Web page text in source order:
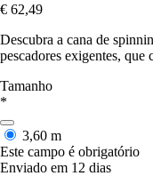
€ 62,49
Descubra a cana de
pescadores exigentes,
Tamanho
*
3,60 m
Este campo é obrigatório
Enviado em 12 dias